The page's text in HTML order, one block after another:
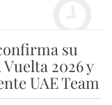
su
2026 y
UAE Team